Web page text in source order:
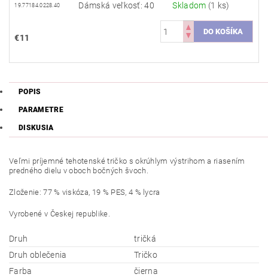
19.77184.0228.40 Dámská veľkosť: 40 Skladom (1 ks)
€11
POPIS
PARAMETRE
DISKUSIA
Veľmi príjemné tehotenské tričko s okrúhlym výstrihom a riasením
predného dielu v oboch bočných švoch.
Zloženie: 77 % viskóza, 19 % PES, 4 % lycra
Vyrobené v Českej republike.
Druh
tričká
Druh oblečenia
Tričko
Farba
čierna